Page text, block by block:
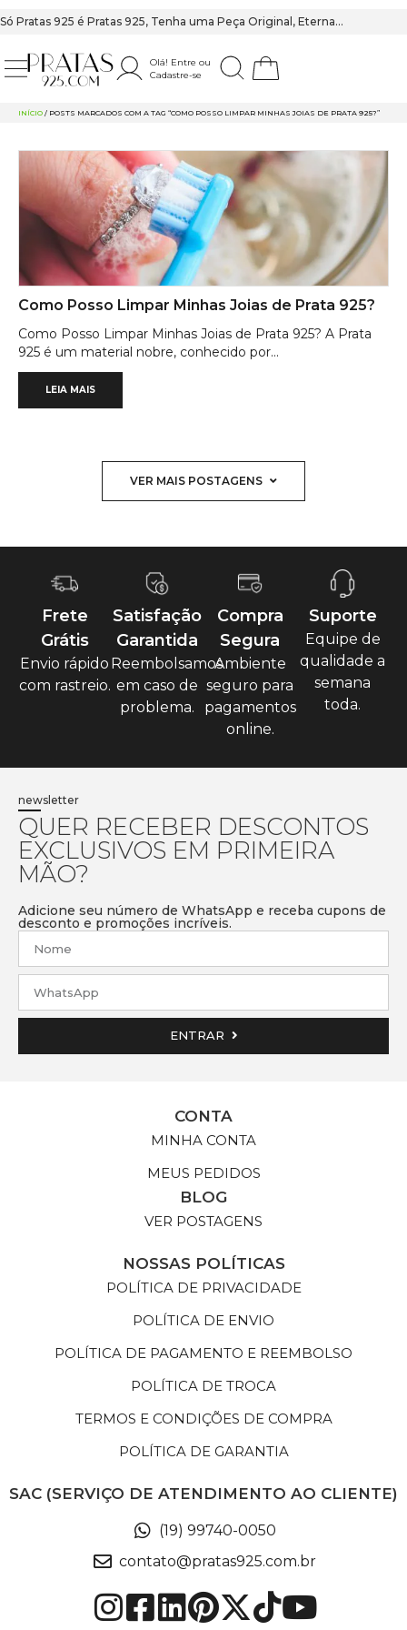
Só Pratas 925 é Pratas 925, Tenha uma Peça Original, Eterna…
Olá! Entre ou
Cadastre-se
INÍCIO / POSTS MARCADOS COM A TAG “COMO POSSO LIMPAR MINHAS JOIAS DE PRATA 925?”
Como Posso Limpar Minhas Joias de Prata 925?
Como Posso Limpar Minhas Joias de Prata 925? A Prata
925 é um material nobre, conhecido por...
LEIA MAIS
VER MAIS POSTAGENS
Frete
Grátis
Envio rápido
com rastreio.
Satisfação
Garantida
Reembolsamos
em caso de
problema.
Compra
Segura
Ambiente
seguro para
pagamentos
online.
Suporte
Equipe de
qualidade a
semana
toda.
newsletter
QUER RECEBER DESCONTOS
EXCLUSIVOS EM PRIMEIRA
MÃO?
Adicione seu número de WhatsApp e receba cupons de
desconto e promoções incríveis.
ENTRAR
CONTA
MINHA CONTA
MEUS PEDIDOS
BLOG
VER POSTAGENS
NOSSAS POLÍTICAS
POLÍTICA DE PRIVACIDADE
POLÍTICA DE ENVIO
POLÍTICA DE PAGAMENTO E REEMBOLSO
POLÍTICA DE TROCA
TERMOS E CONDIÇÕES DE COMPRA
POLÍTICA DE GARANTIA
SAC (SERVIÇO DE ATENDIMENTO AO CLIENTE)
(19) 99740-0050
contato@pratas925.com.br